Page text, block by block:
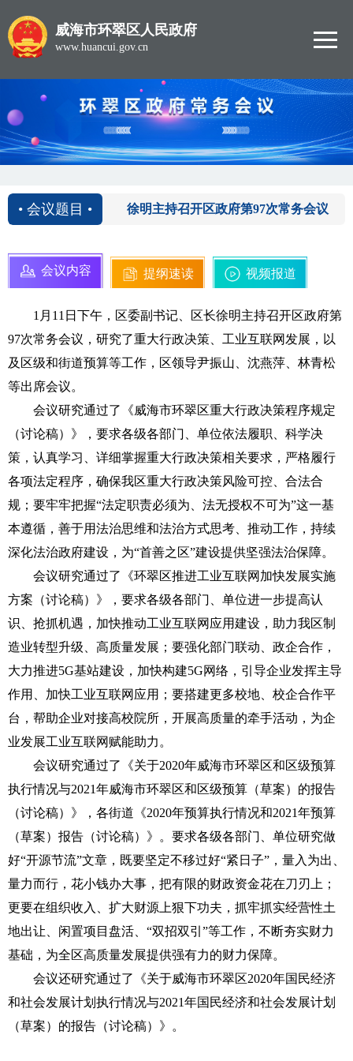
威海市环翠区人民政府
www.huancui.gov.cn
• 会议题目 • 徐明主持召开区政府第97次常务会议
会议内容 提纲速读 视频报道
1月11日下午，区委副书记、区长徐明主持召开区政府第
97次常务会议，研究了重大行政决策、工业互联网发展，以
及区级和街道预算等工作，区领导尹振山、沈燕萍、林青松
等出席会议。
会议研究通过了《威海市环翠区重大行政决策程序规定
（讨论稿）》，要求各级各部门、单位依法履职、科学决
策，认真学习、详细掌握重大行政决策相关要求，严格履行
各项法定程序，确保我区重大行政决策风险可控、合法合
规；要牢牢把握“法定职责必须为、法无授权不可为”这一基
本遵循，善于用法治思维和法治方式思考、推动工作，持续
深化法治政府建设，为“首善之区”建设提供坚强法治保障。
会议研究通过了《环翠区推进工业互联网加快发展实施
方案（讨论稿）》，要求各级各部门、单位进一步提高认
识、抢抓机遇，加快推动工业互联网应用建设，助力我区制
造业转型升级、高质量发展；要强化部门联动、政企合作，
大力推进5G基站建设，加快构建5G网络，引导企业发挥主导
作用、加快工业互联网应用；要搭建更多校地、校企合作平
台，帮助企业对接高校院所，开展高质量的牵手活动，为企
业发展工业互联网赋能助力。
会议研究通过了《关于2020年威海市环翠区和区级预算
执行情况与2021年威海市环翠区和区级预算（草案）的报告
（讨论稿）》，各街道《2020年预算执行情况和2021年预算
（草案）报告（讨论稿）》。要求各级各部门、单位研究做
好“开源节流”文章，既要坚定不移过好“紧日子”，量入为出、
量力而行，花小钱办大事，把有限的财政资金花在刀刃上；
更要在组织收入、扩大财源上狠下功夫，抓牢抓实经营性土
地出让、闲置项目盘活、“双招双引”等工作，不断夯实财力
基础，为全区高质量发展提供强有力的财力保障。
会议还研究通过了《关于威海市环翠区2020年国民经济
和社会发展计划执行情况与2021年国民经济和社会发展计划
（草案）的报告（讨论稿）》。